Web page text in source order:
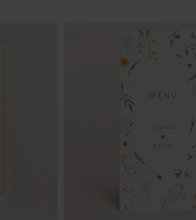
Servetring met vintage roze
bloemetjes en ecolook